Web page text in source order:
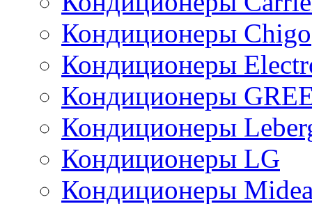
Кондиционеры Chigo
Кондиционеры
Кондиционеры
Кондиционеры
Кондиционеры LG
Кондиционеры